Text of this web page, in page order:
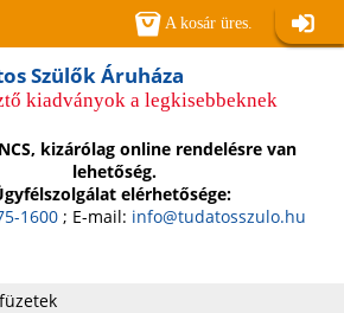
Jump to navigation
Szülők Áruháza
kiadványok a legkisebbeknek
kizárólag online rendelésre van
lehetőség.
elérhetősége:
1600; E-mail: info@tudatosszulo.hu
A kosár üres.